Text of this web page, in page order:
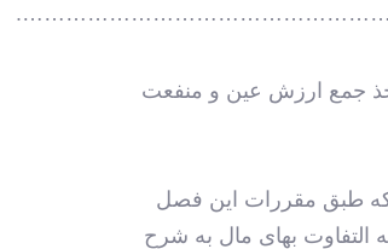
جمع ارزش عین و منفعت
که طبق مقررات این فصل
التفاوت بهای مال به شرح